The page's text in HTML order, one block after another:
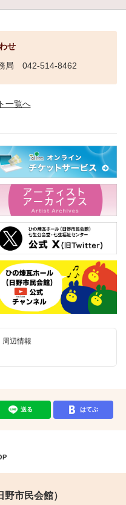
せ
局 042-514-8462
一覧へ
周辺情報
送る はてぶ
市民会館）